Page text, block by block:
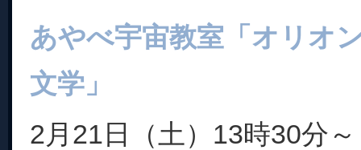
あやべ宇宙教室「オリオ
文学」
2月21日（土）13時30分～